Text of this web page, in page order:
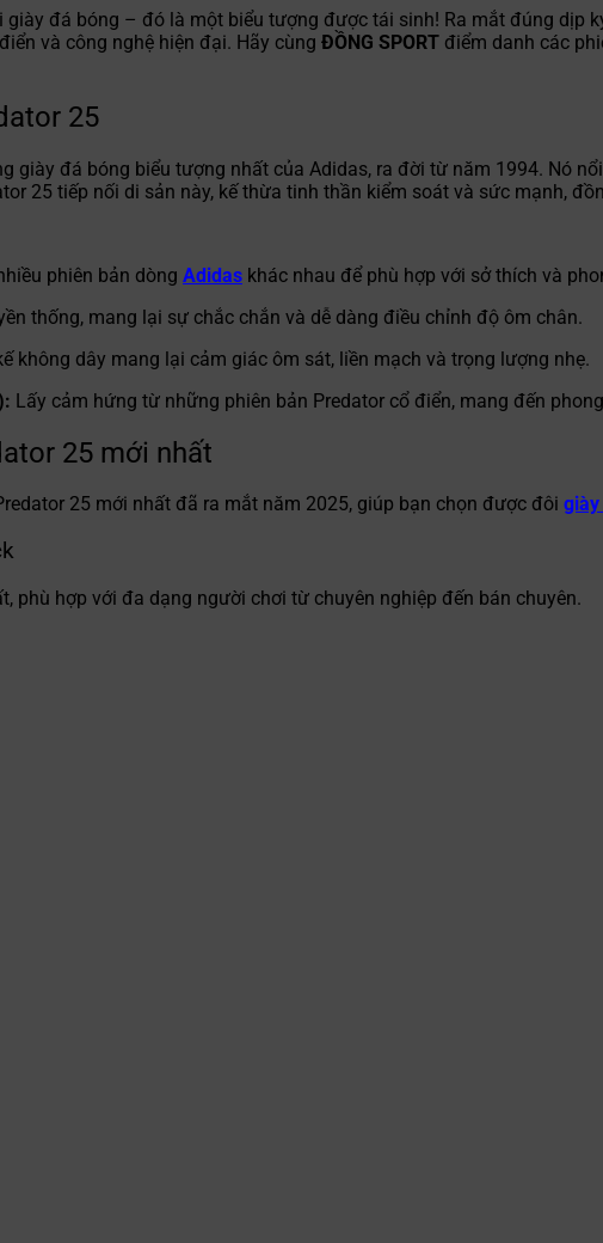
đá bóng – đó là một biểu tượng được tái sinh! Ra mắt đúng dịp
và công nghệ hiện đại. Hãy cùng ĐỒNG SPORT điểm danh các
25
giày đá bóng biểu tượng nhất của Adidas, ra đời từ năm 1994. Nó
25 tiếp nối di sản này, kế thừa tinh thần kiểm soát và sức mạnh,
phiên bản dòng Adidas khác nhau để phù hợp với sở thích và
thống, mang lại sự chắc chắn và dễ dàng điều chỉnh độ ôm chân.
không dây mang lại cảm giác ôm sát, liền mạch và trọng lượng nhẹ.
Lấy cảm hứng từ những phiên bản Predator cổ điển, mang đến
25 mới nhất
25 mới nhất đã ra mắt năm 2025, giúp bạn chọn được đôi
phù hợp với đa dạng người chơi từ chuyên nghiệp đến bán chuyên.